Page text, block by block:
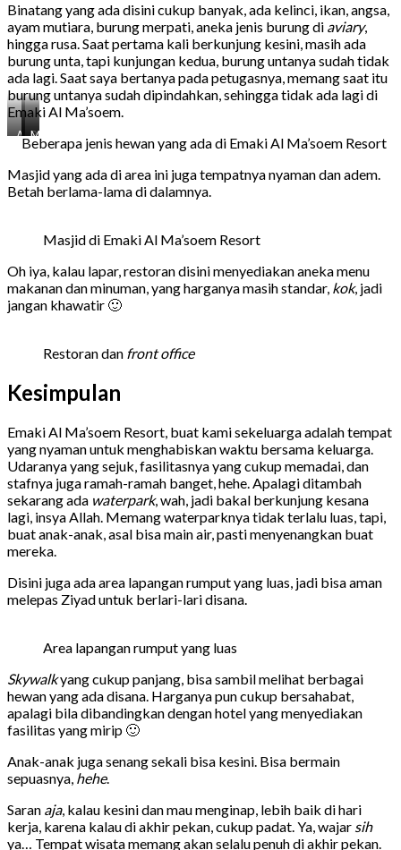
Binatang yang ada disini cukup banyak, ada kelinci, ikan, angsa,
ayam mutiara, burung merpati, aneka jenis burung di aviary,
hingga rusa. Saat pertama kali berkunjung kesini, masih ada
burung unta, tapi kunjungan kedua, burung untanya sudah tidak
ada lagi. Saat saya bertanya pada petugasnya, memang saat itu
burung untanya sudah dipindahkan, sehingga tidak ada lagi di
Emaki Al Ma’soem.
Area
burung
Rusa
Memberi
makan
dan
angsa
Beberapa jenis hewan yang ada di Emaki Al Ma’soem Resort
Masjid yang ada di area ini juga tempatnya nyaman dan adem.
Betah berlama-lama di dalamnya.
Masjid di Emaki Al Ma’soem Resort
Oh iya, kalau lapar, restoran disini menyediakan aneka menu
makanan dan minuman, yang harganya masih standar, kok, jadi
jangan khawatir 🙂
Restoran dan front office
Kesimpulan
Emaki Al Ma’soem Resort, buat kami sekeluarga adalah tempat
yang nyaman untuk menghabiskan waktu bersama keluarga.
Udaranya yang sejuk, fasilitasnya yang cukup memadai, dan
stafnya juga ramah-ramah banget, hehe. Apalagi ditambah
sekarang ada waterpark, wah, jadi bakal berkunjung kesana
lagi, insya Allah. Memang waterparknya tidak terlalu luas, tapi,
buat anak-anak, asal bisa main air, pasti menyenangkan buat
mereka.
Disini juga ada area lapangan rumput yang luas, jadi bisa aman
melepas Ziyad untuk berlari-lari disana.
Area lapangan rumput yang luas
Skywalkyang cukup panjang, bisa sambil melihat berbagai
hewan yang ada disana. Harganya pun cukup bersahabat,
apalagi bila dibandingkan dengan hotel yang menyediakan
fasilitas yang mirip 🙂
Anak-anak juga senang sekali bisa kesini. Bisa bermain
sepuasnya, hehe.
Saran aja, kalau kesini dan mau menginap, lebih baik di hari
kerja, karena kalau di akhir pekan, cukup padat. Ya, wajar sih
ya… Tempat wisata memang akan selalu penuh di akhir pekan.